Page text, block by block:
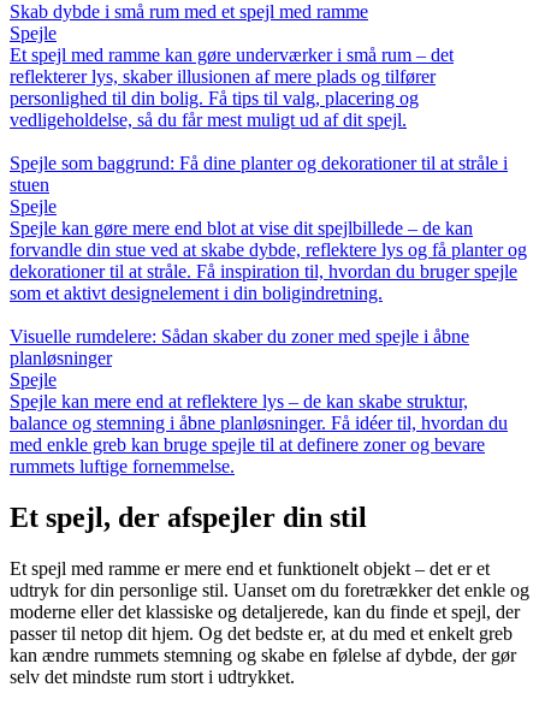
Skab dybde i små rum med et spejl med ramme
Spejle
Et spejl med ramme kan gøre underværker i små rum – det
reflekterer lys, skaber illusionen af mere plads og tilfører
personlighed til din bolig. Få tips til valg, placering og
vedligeholdelse, så du får mest muligt ud af dit spejl.
Spejle som baggrund: Få dine planter og dekorationer til at stråle i
stuen
Spejle
Spejle kan gøre mere end blot at vise dit spejlbillede – de kan
forvandle din stue ved at skabe dybde, reflektere lys og få planter og
dekorationer til at stråle. Få inspiration til, hvordan du bruger spejle
som et aktivt designelement i din boligindretning.
Visuelle rumdelere: Sådan skaber du zoner med spejle i åbne
planløsninger
Spejle
Spejle kan mere end at reflektere lys – de kan skabe struktur,
balance og stemning i åbne planløsninger. Få idéer til, hvordan du
med enkle greb kan bruge spejle til at definere zoner og bevare
rummets luftige fornemmelse.
Et spejl, der afspejler din stil
Et spejl med ramme er mere end et funktionelt objekt – det er et
udtryk for din personlige stil. Uanset om du foretrækker det enkle og
moderne eller det klassiske og detaljerede, kan du finde et spejl, der
passer til netop dit hjem. Og det bedste er, at du med et enkelt greb
kan ændre rummets stemning og skabe en følelse af dybde, der gør
selv det mindste rum stort i udtrykket.